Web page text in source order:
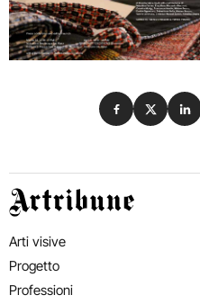
Condividi su
Artribune
Arti visive
Progetto
Professioni